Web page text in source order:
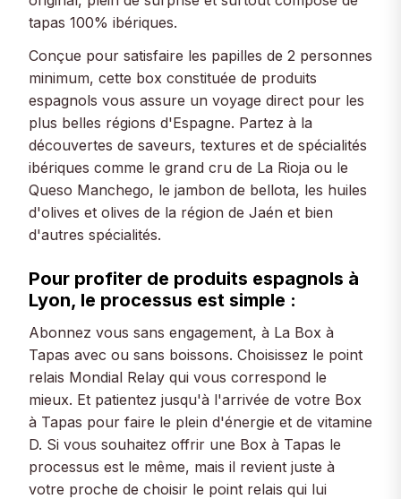
tapas 100% ibériques.
Conçue pour satisfaire les papilles de 2 personnes
minimum, cette box constituée de produits
espagnols vous assure un voyage direct pour les
plus belles régions d'Espagne. Partez à la
découvertes de saveurs, textures et de spécialités
ibériques comme le grand cru de La Rioja ou le
Queso Manchego, le jambon de bellota, les huiles
d'olives et olives de la région de Jaén et bien
d'autres spécialités.
Pour profiter de produits espagnols à
Lyon, le processus est simple :
Abonnez vous sans engagement, à La Box à
Tapas avec ou sans boissons. Choisissez le point
relais Mondial Relay qui vous correspond le
mieux. Et patientez jusqu'à l'arrivée de votre Box
à Tapas pour faire le plein d'énergie et de vitamine
D. Si vous souhaitez offrir une Box à Tapas le
processus est le même, mais il revient juste à
votre proche de choisir le point relais qui lui